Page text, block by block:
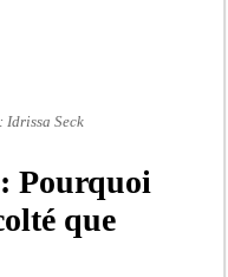
Idrissa Seck
Pourquoi
que